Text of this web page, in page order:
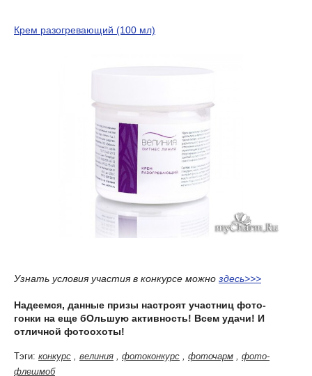
Крем разогревающий (100 мл)
Узнать условия участия в конкурсе можно здесь>>>
Надеемся, данные призы настроят участниц фото-
гонки на еще бОльшую активность! Всем удачи! И
отличной фотоохоты!
Тэги: конкурс , велиния , фотоконкурс , фоточарм , фото-
флешмоб